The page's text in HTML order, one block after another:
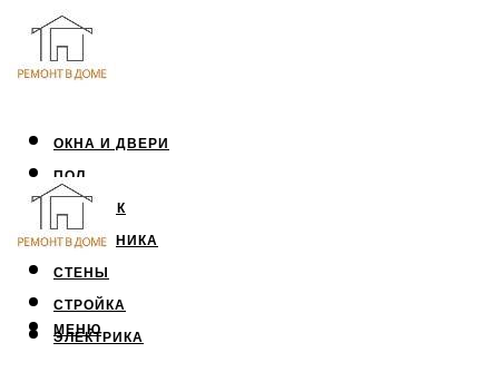
ОКНА И ДВЕРИ
ПОЛ
ПОТОЛОК
САНТЕХНИКА
СТЕНЫ
СТРОЙКА
ЭЛЕКТРИКА
МЕНЮ